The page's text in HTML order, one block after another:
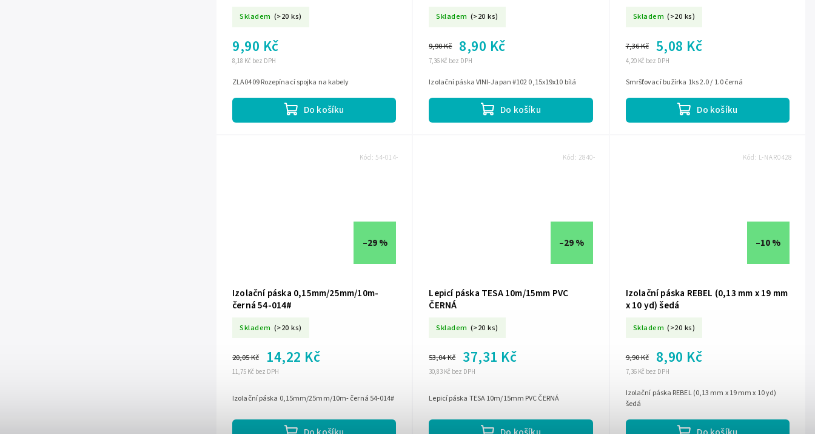
Skladem (>20 ks)
8,18 Kč bez DPH
9,90 Kč
Do košíku
ZLA0409 Rozepínací spojka na kabely
Skladem (>20 ks)
7,36 Kč bez DPH
9,90 Kč 8,90 Kč
Do košíku
Izolační páska VINI-Japan #102 0,15x19x10 bílá
Skladem (>20 ks)
4,20 Kč bez DPH
7,36 Kč 5,08 Kč
Do košíku
Smršťovací bužírka 1ks 2.0 / 1.0 černá
–29 %
Izolační páska 0,15mm/25mm/10m-
černá 54-014#
Skladem (>20 ks)
11,75 Kč bez DPH
20,05 Kč 14,22 Kč
Izolační páska 0,15mm/25mm/10m- černá 54-014#
Kód: 54-014-
–29 %
Lepicí páska TESA 10m/15mm PVC
ČERNÁ
Skladem (>20 ks)
30,83 Kč bez DPH
53,04 Kč 37,31 Kč
Lepicí páska TESA 10m/15mm PVC ČERNÁ
Kód: 2840-
–10 %
Izolační páska REBEL (0,13 mm x 19 mm
x 10 yd) šedá
Skladem (>20 ks)
7,36 Kč bez DPH
9,90 Kč 8,90 Kč
Izolační páska REBEL (0,13 mm x 19 mm x 10 yd)
šedá
Kód: L-NAR0428